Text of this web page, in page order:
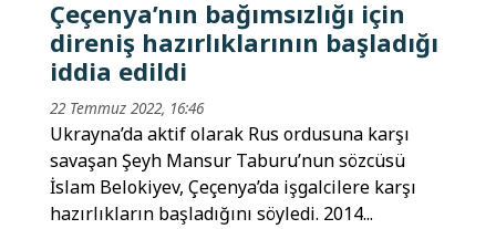
Çeçenya’nın bağımsızlığı için
direniş hazırlıklarının başladığı
iddia edildi
22 Temmuz 2022, 16:46
Ukrayna’da aktif olarak Rus ordusuna karşı
savaşan Şeyh Mansur Taburu’nun sözcüsü
İslam Belokiyev, Çeçenya’da işgalcilere karşı
hazırlıkların başladığını söyledi. 2014...